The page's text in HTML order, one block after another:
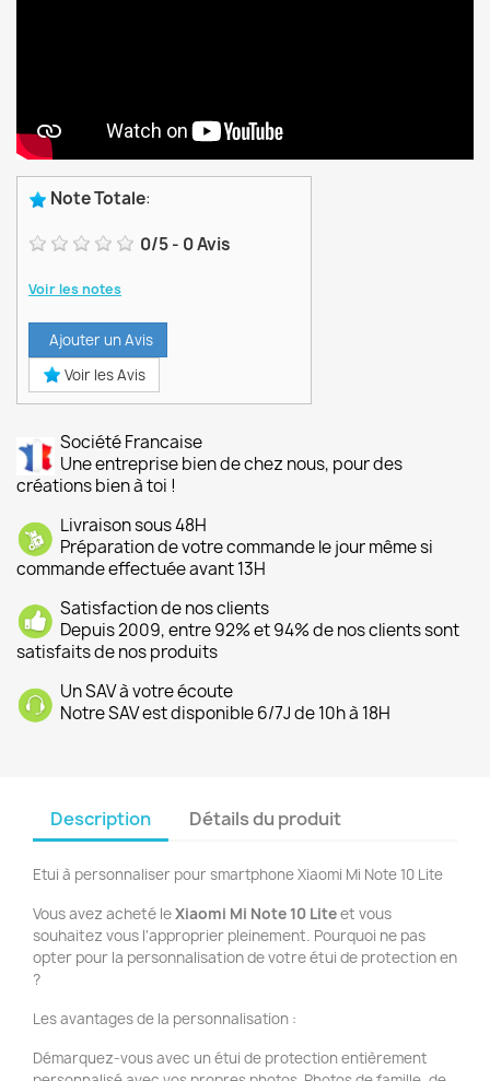
Note Totale:
0/5- 0Avis
Voir les notes
Ajouter un Avis
Voir les Avis
Société Francaise
Une entreprise bien de chez nous, pour des
créations bien à toi !
Livraison sous 48H
Préparation de votre commande le jour même si
commande effectuée avant 13H
Satisfaction de nos clients
Depuis 2009, entre 92% et 94% de nos clients sont
satisfaits de nos produits
Un SAV à votre écoute
Notre SAV est disponible 6/7J de 10h à 18H
Description Détails du produit
Etui à personnaliser pour smartphone Xiaomi Mi Note 10 Lite
Vous avez acheté leXiaomi Mi Note 10 Liteet vous
souhaitez vous l'approprier pleinement. Pourquoi ne pas
opter pour la personnalisation de votre étui de protection en
?
Les avantages de la personnalisation :
Démarquez-vous avec un étui de protection entièrement